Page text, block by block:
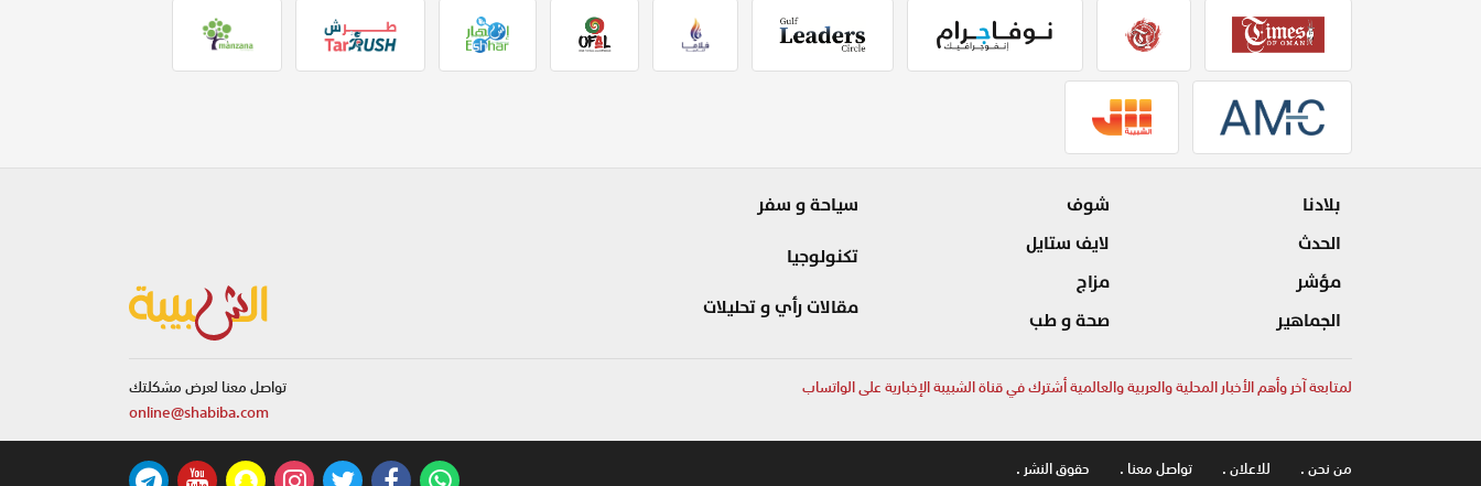
بلادنا
الحدث
مؤشر
الجماهير
شوف
لايف ستايل
مزاج
صحة و طب
سياحة و سفر
تكنولوجيا
مقالات رأي و تحليلات
لمتابعة آخر وأهم الأخبار المحلية والعربية والعالمية أشترك في قناة الشبيبة الإخبارية على الواتساب
تواصل معنا لعرض مشكلتك
online@shabiba.com
من نحن .
للاعلان . تواصل معنا . حقوق النشر .